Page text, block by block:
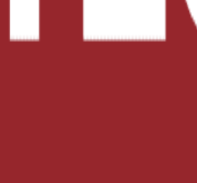
la elaboración de productos de panadería y